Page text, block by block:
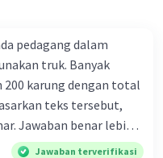
pedagang dalam
truk. Banyak
200 karung dengan total
teks tersebut,
Jawaban benar lebih
25 kg adalah 50
Jawaban terverifikasi